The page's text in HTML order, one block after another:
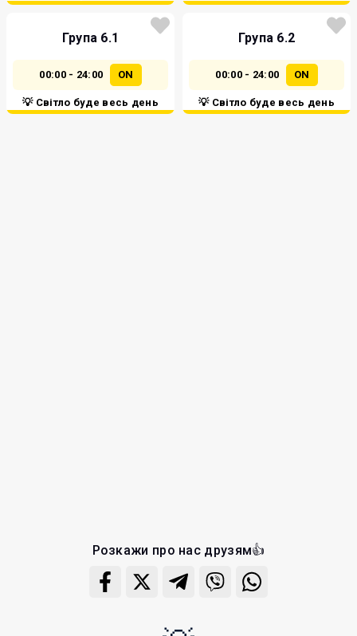
Група 6.1
00:00 - 24:00 ON
💡 Світло буде весь день
Група 6.2
00:00 - 24:00 ON
💡 Світло буде весь день
Розкажи про нас друзям👍